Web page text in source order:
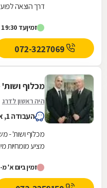
דרך הוצאה
זמיןעד 19:30
מכלוף ושות'
היה ראשון לדרג
העבודה 1, אשקלון
מכלוף ושות' -
מציע מומחיות
למגזר...
זמין ביום א' מ-9:00